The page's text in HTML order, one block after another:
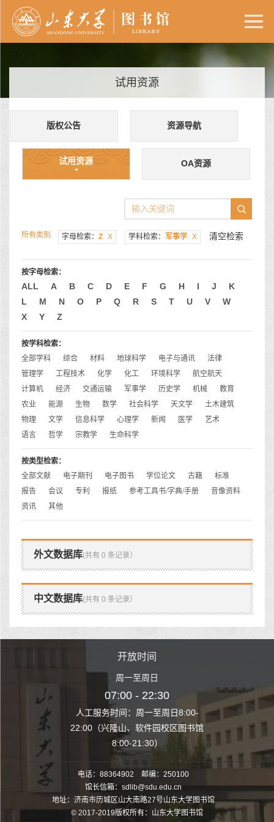
试用资源
版权公告 资源导航
试用资源 OA资源
所有类别 字母检索： Z X 学科检索： 军事学 X 清空检索
按字母检索：
ALL A B C D E F G H I J
K
L
M N O P Q R S T U V
W
X
Y Z
按学科检索：
全部学科
综合 材料 地球科学 电子与通讯
法律
管理学
工程技术 化学 化工 环境科学
航空航天
计算机
经济 交通运输 军事学 历史学 机械
教育
农业
能源 生物 数学 社会科学 天文学
土木建筑
物理
文学 信息科学 心理学 新闻 医学
艺术
语言
哲学 宗教学 生命科学
按类型检索：
全部文献
电子期刊 电子图书 学位论文 古籍
标准
报告
会议 专利 报纸 参考工具书/字典/手册
音像资料
资讯
其他
外文数据库(共有 0 条记录）
中文数据库(共有 0 条记录）
至周日8:00-
园校区图书馆
开放时间
周一至周日
07:00 - 22:30
人工服务时间：周一至周日8:00-
22:00（兴隆山、软件园校区图书馆
8:00-21:30）
人工服务时间
22:00（兴隆山
电话：88364902 邮编：250100
馆长信箱：sdlib@sdu.edu.cn
地址：济南市历城区山大南路27号山东大学图书馆
© 2017-2019版权所有：山东大学图书馆